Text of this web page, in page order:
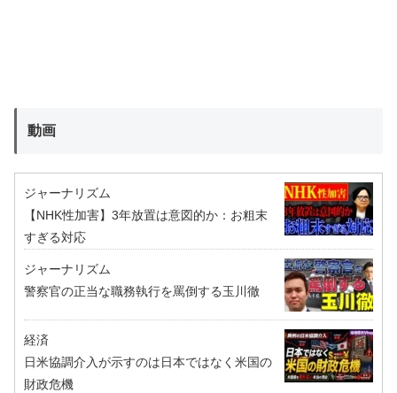
動画
ジャーナリズム
【NHK性加害】3年放置は意図的か：お粗末
すぎる対応
ジャーナリズム
警察官の正当な職務執行を罵倒する玉川徹
経済
日米協調介入が示すのは日本ではなく米国の
財政危機